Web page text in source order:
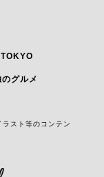
のグルメ
スト等のコンテン